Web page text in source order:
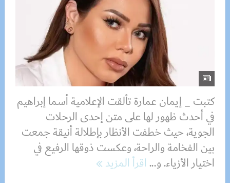
كتبت _ إيمان عمارة تألقت الإعلامية أسما إبراهيم
في أحدث ظهور لها على متن إحدى الرحلات
الجوية، حيث خطفت الأنظار بإطلالة أنيقة جمعت
بين الفخامة والراحة، وعكست ذوقها الرفيع في
اختيار الأزياء. و...اقرأ المزيد